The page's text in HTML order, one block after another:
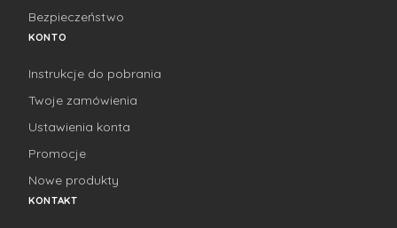
Bezpieczeństwo
KONTO
Instrukcje do pobrania
Twoje zamówienia
Ustawienia konta
Promocje
Nowe produkty
KONTAKT